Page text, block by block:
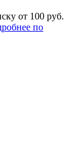
от 100 руб.
по